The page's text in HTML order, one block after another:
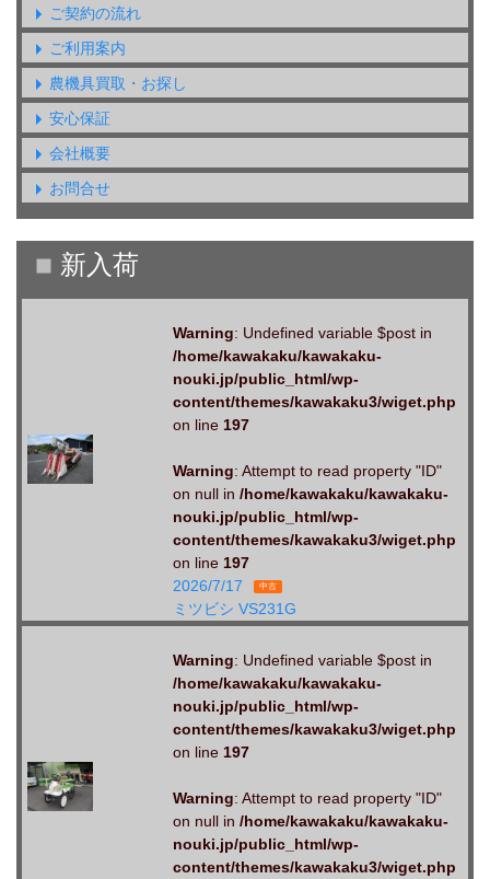
ご契約の流れ
ご利用案内
農機具買取・お探し
安心保証
会社概要
お問合せ
Warning: Undefined variable $post in
/home/kawakaku/kawakaku-
nouki.jp/public_html/wp-
content/themes/kawakaku3/wiget.php
on line 197
Warning: Attempt to read property "ID"
on null in /home/kawakaku/kawakaku-
nouki.jp/public_html/wp-
content/themes/kawakaku3/wiget.php
on line 197
2026/7/17
中古
ミツビシ VS231G
Warning: Undefined variable $post in
/home/kawakaku/kawakaku-
nouki.jp/public_html/wp-
content/themes/kawakaku3/wiget.php
on line 197
Warning: Attempt to read property "ID"
on null in /home/kawakaku/kawakaku-
nouki.jp/public_html/wp-
content/themes/kawakaku3/wiget.php